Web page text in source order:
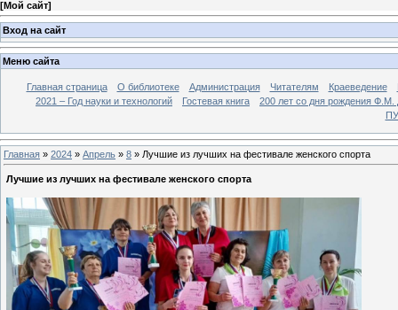
[Мой сайт]
Вход на сайт
Меню сайта
Главная страница О библиотеке Администрация Читателям Краеведение
2021 – Год науки и технологий
Гостевая книга
200 лет со дня рождения Ф.М.
Главная » 2024 » Апрель » 8 » Лучшие из лучших на фестивале женского спорта
Лучшие из лучших на фестивале женского спорта